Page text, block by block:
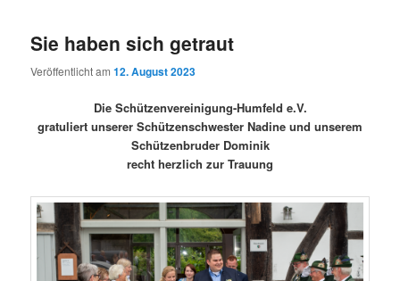
Sie haben sich getraut
Veröffentlicht am12. August 2023
Die Schützenvereinigung-Humfeld e.V.
gratuliert unserer Schützenschwester Nadine und unserem
Schützenbruder Dominik
recht herzlich zur Trauung